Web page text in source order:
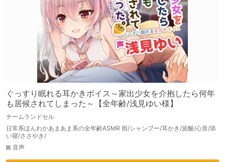
ぐっすり眠れる耳かきボイス～家出少女を介抱したら何年
も居候されてしまった～【全年齢/浅見ゆい様】
チームランドセル
日常系ほんわかあまあま系の全年齢ASMR 雨/シャンプー/耳かき/炭酸/心音/添
い寝/ささやき/
音声